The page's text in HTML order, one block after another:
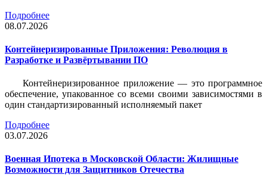
Подробнее
08.07.2026
Контейнеризированные Приложения: Революция в
Разработке и Развёртывании ПО
Контейнеризированное приложение — это программное
обеспечение, упакованное со всеми своими зависимостями в
один стандартизированный исполняемый пакет
Подробнее
03.07.2026
Военная Ипотека в Московской Области: Жилищные
Возможности для Защитников Отечества